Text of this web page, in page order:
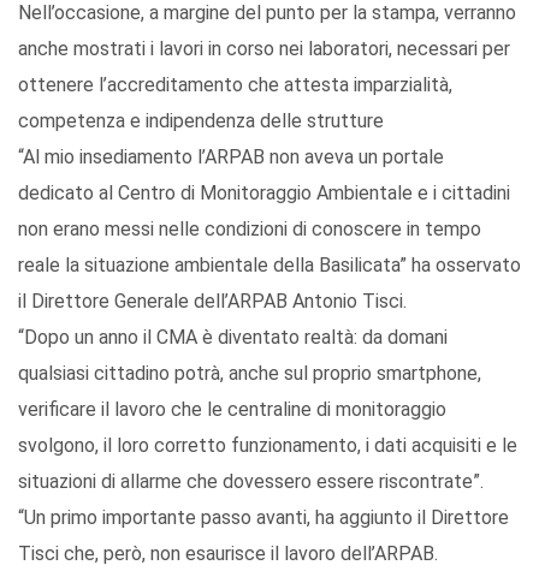
Nell’occasione, a margine del punto per la stampa, verranno
anche mostrati i lavori in corso nei laboratori, necessari per
ottenere l’accreditamento che attesta imparzialità,
competenza e indipendenza delle strutture
“Al mio insediamento l’ARPAB non aveva un portale
dedicato al Centro di Monitoraggio Ambientale e i cittadini
non erano messi nelle condizioni di conoscere in tempo
reale la situazione ambientale della Basilicata” ha osservato
il Direttore Generale dell’ARPAB Antonio Tisci.
“Dopo un anno il CMA è diventato realtà: da domani
qualsiasi cittadino potrà, anche sul proprio smartphone,
verificare il lavoro che le centraline di monitoraggio
svolgono, il loro corretto funzionamento, i dati acquisiti e le
situazioni di allarme che dovessero essere riscontrate”.
“Un primo importante passo avanti, ha aggiunto il Direttore
Tisci che, però, non esaurisce il lavoro dell’ARPAB.